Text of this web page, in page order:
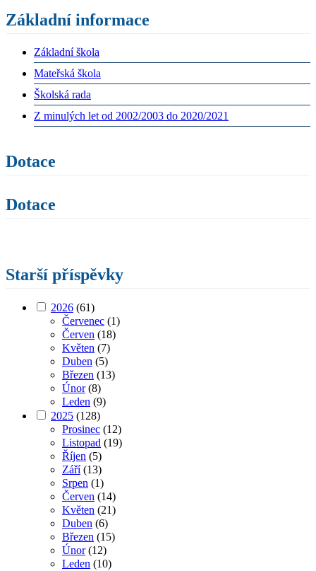
Základní informace
Základní škola
Mateřská škola
Školská rada
Z minulých let od 2002/2003 do 2020/2021
Dotace
Dotace
Starší příspěvky
2026 (61)
Červenec (1)
Červen (18)
Květen (7)
Duben (5)
Březen (13)
Únor(8)
Leden (9)
2025 (128)
Prosinec (12)
Listopad (19)
Říjen (5)
Září(13)
Srpen (1)
Červen (14)
Květen (21)
Duben (6)
Březen (15)
Únor(12)
Leden (10)